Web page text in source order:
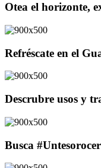
Otea el horizonte,
Refréscate en el
Descrubre usos y
Busca